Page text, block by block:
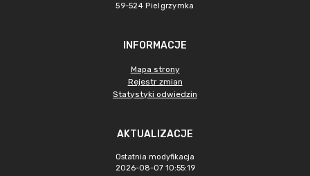
59-524 Pielgrzymka
INFORMACJE
Mapa strony
Rejestr zmian
Statystyki odwiedzin
AKTUALIZACJE
Ostatnia modyfikacja
2026-08-07 10:55:19